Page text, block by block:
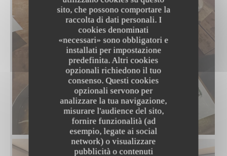
sito, che possono comportare la
raccolta di dati personali. I
cookies denominati
«necessari» sono obbligatori e
installati per impostazione
predefinita. Altri cookies
opzionali richiedono il tuo
consenso. Questi cookies
opzionali servono per
analizzare la tua navigazione,
misurare l'audience del sito,
fornire funzionalità (ad
esempio, legate ai social
network) o visualizzare
pubblicità o contenuti